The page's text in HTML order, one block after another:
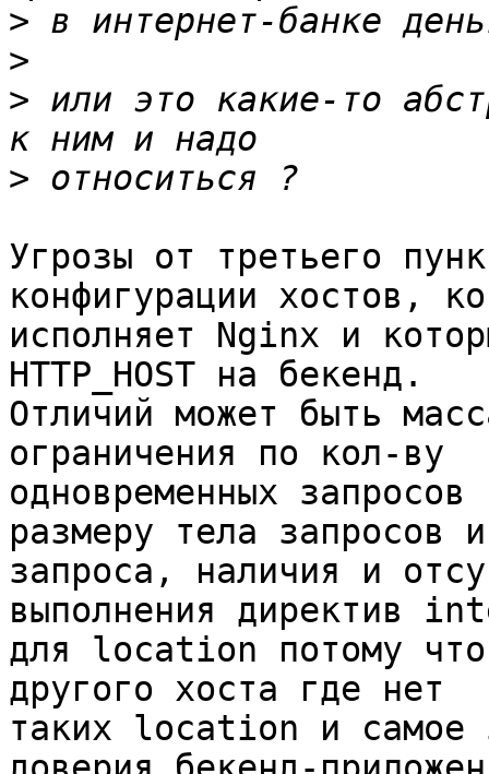
>
>
> или это какие-то
>
Угрозы от третьего
конфигурации хостов,
исполняет Nginx и
HTTP_HOST на бекенд.
Отличий может быть
ограничения по кол-ву
одновременных
размеру тела запросов
запроса, наличия и
выполнения директив
для location потому что
другого хоста где нет
таких location и самое